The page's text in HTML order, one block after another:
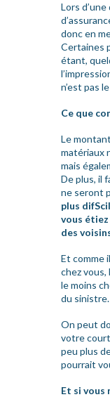
Lors
donc en
Certaines
étant,
n’est pas
Ce que
Le
matériaux
mais
De plus, il
ne seront
plus
vous étiez
des
Et comme
chez
le moins
du sinistre.
On peut
votre
peu plus
pourrait
Et si vous